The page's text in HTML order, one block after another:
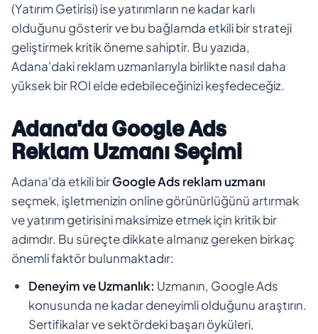
(Yatırım Getirisi) ise yatırımların ne kadar karlı
olduğunu gösterir ve bu bağlamda etkili bir strateji
geliştirmek kritik öneme sahiptir. Bu yazıda,
Adana'daki reklam uzmanlarıyla birlikte nasıl daha
yüksek bir ROI elde edebileceğinizi keşfedeceğiz.
Adana'da Google Ads
Reklam Uzmanı Seçimi
Adana'da etkili birGoogle Ads reklam uzmanı
seçmek, işletmenizin online görünürlüğünü artırmak
ve yatırım getirisini maksimize etmek için kritik bir
adımdır. Bu süreçte dikkate almanız gereken birkaç
önemli faktör bulunmaktadır:
Deneyim ve Uzmanlık: Uzmanın, Google Ads
konusunda ne kadar deneyimli olduğunu araştırın.
Sertifikalar ve sektördeki başarı öyküleri,